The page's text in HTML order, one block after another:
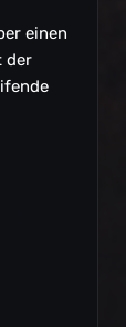
einen
der